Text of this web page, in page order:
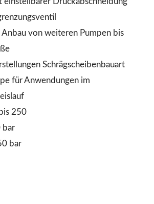
von weiteren Pumpen bis
Schrägscheibenbauart
für Anwendungen im
250
bar
bar